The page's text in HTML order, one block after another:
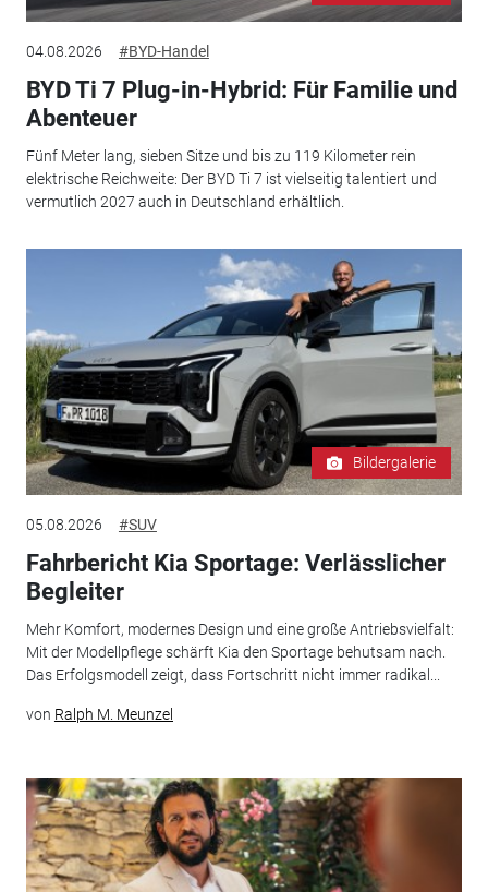
04.08.2026 #BYD-Handel
BYD Ti 7 Plug-in-Hybrid: Für Familie und
Abenteuer
Fünf Meter lang, sieben Sitze und bis zu 119 Kilometer rein
elektrische Reichweite: Der BYD Ti 7 ist vielseitig talentiert und
vermutlich 2027 auch in Deutschland erhältlich.
Bildergalerie
05.08.2026 #SUV
Fahrbericht Kia Sportage: Verlässlicher
Begleiter
Mehr Komfort, modernes Design und eine große Antriebsvielfalt:
Mit der Modellpflege schärft Kia den Sportage behutsam nach.
Das Erfolgsmodell zeigt, dass Fortschritt nicht immer radikal...
von Ralph M. Meunzel